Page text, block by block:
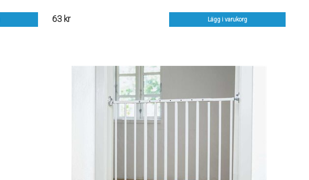
63 kr Lägg i varukorg